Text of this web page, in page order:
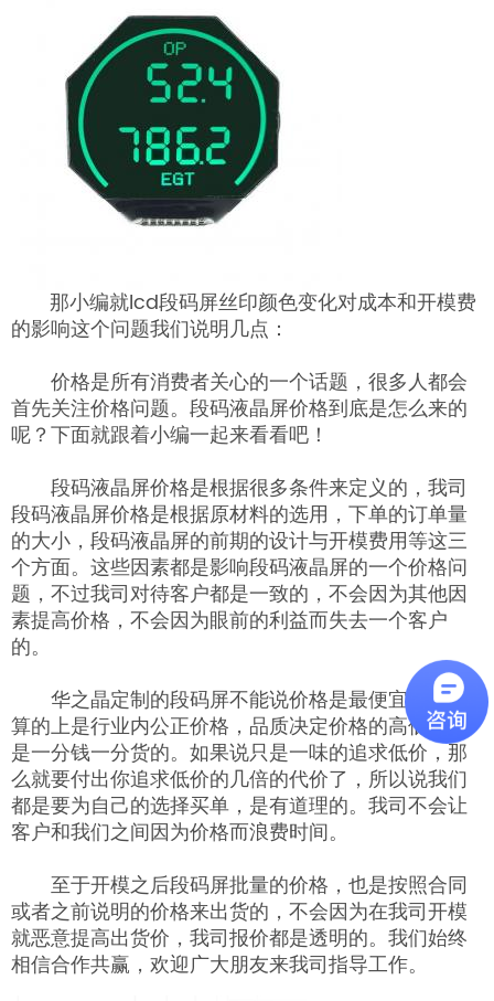
那小编就lcd段码屏丝印颜色变化对成本和开模费
的影响这个问题我们说明几点：
价格是所有消费者关心的一个话题，很多人都会
首先关注价格问题。段码液晶屏价格到底是怎么来的
呢？下面就跟着小编一起来看看吧！
段码液晶屏价格是根据很多条件来定义的，我司
段码液晶屏价格是根据原材料的选用，下单的订单量
的大小，段码液晶屏的前期的设计与开模费用等这三
个方面。这些因素都是影响段码液晶屏的一个价格问
题，不过我司对待客户都是一致的，不会因为其他因
素提高价格，不会因为眼前的利益而失去一个客户
的。
华之晶定制的段码屏不能说价格是最便宜的，但
算的上是行业内公正价格，品质决定价格的高低，真
是一分钱一分货的。如果说只是一味的追求低价，那
么就要付出你追求低价的几倍的代价了，所以说我们
都是要为自己的选择买单，是有道理的。我司不会让
客户和我们之间因为价格而浪费时间。
至于开模之后段码屏批量的价格，也是按照合同
或者之前说明的价格来出货的，不会因为在我司开模
就恶意提高出货价，我司报价都是透明的。我们始终
相信合作共赢，欢迎广大朋友来我司指导工作。